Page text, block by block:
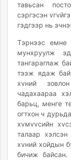
paparazzi.mn
unread.today
тавьсан
сэргэсэн
гэдгээр нь
Тэрнээс
мунхруулж
тангараглаж
тээж ядаж
хvний
чадахаараа
барьц, менге
огтхон ч
хvмvvсийн
талаар
хvний хойдын
бичиж